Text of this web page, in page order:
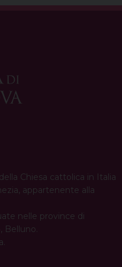
Chiesa cattolica in Italia
appartenente alla
nelle province di
Belluno.